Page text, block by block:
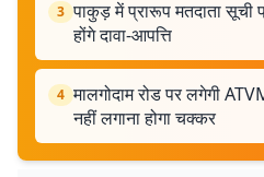
3 पाकुड़ में प्रारूप मतदाता सूची
होंगे दावा-आपत्ति
4 मालगोदाम रोड पर लगेगी
नहीं लगाना होगा चक्कर